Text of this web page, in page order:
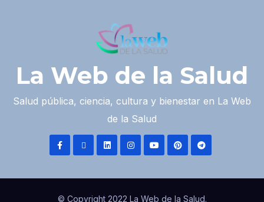
La Web de la Salud
Salud pública, ciencia, cultura y bienestar en La Web
de la Salud
© Copyright 2022 La Web de la Salud.